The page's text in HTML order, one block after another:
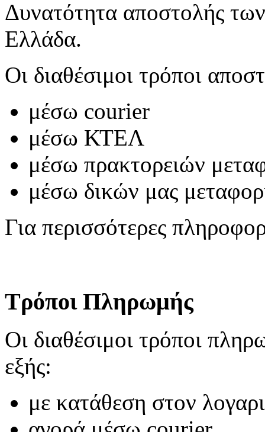
Δυνατότητα αποστολής
Ελλάδα.
Οι διαθέσιμοι τρόποι
μέσω courier
μέσω ΚΤΕΛ
μέσω πρακτορειών
μέσω δικών μας
Για περισσότερες
Τρόποι Πληρωμής
Οι διαθέσιμοι τρόποι
εξής:
με κατάθεση στον